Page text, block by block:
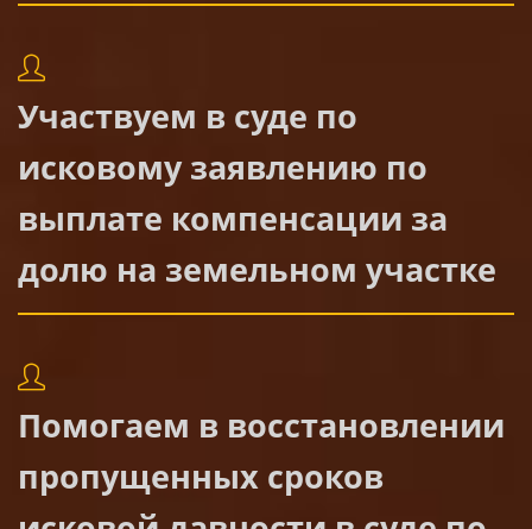
Участвуем в суде по
исковому заявлению по
выплате компенсации за
долю на земельном участке
Помогаем в восстановлении
пропущенных сроков